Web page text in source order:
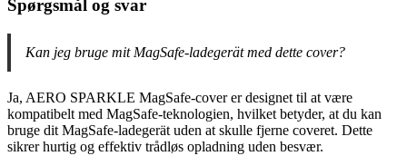
Spørgsmål og svar
Kan jeg bruge mit MagSafe-ladegerät med dette cover?
Ja, AERO SPARKLE MagSafe-cover er designet til at være
kompatibelt med MagSafe-teknologien, hvilket betyder, at du kan
bruge dit MagSafe-ladegerät uden at skulle fjerne coveret. Dette
sikrer hurtig og effektiv trådløs opladning uden besvær.